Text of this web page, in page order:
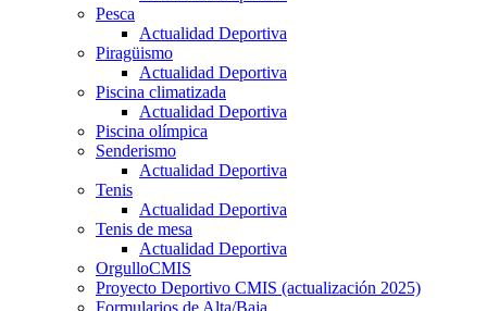
Pesca
Actualidad Deportiva
Piragüismo
Actualidad Deportiva
Piscina climatizada
Actualidad Deportiva
Piscina olímpica
Senderismo
Actualidad Deportiva
Tenis
Actualidad Deportiva
Tenis de mesa
Actualidad Deportiva
OrgulloCMIS
Proyecto Deportivo CMIS (actualización 2025)